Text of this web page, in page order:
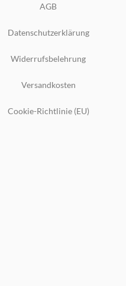
AGB
Datenschutzerklärung
Widerrufsbelehrung
Versandkosten
Cookie-Richtlinie (EU)